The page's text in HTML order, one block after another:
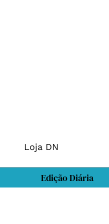
Loja DN
Edição Diária